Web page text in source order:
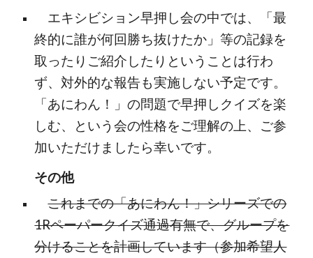
エキシビション早押し会の中では、「最
終的に誰が何回勝ち抜けたか」等の記録を
取ったりご紹介したりということは行わ
ず、対外的な報告も実施しない予定です。
「あにわん！」の問題で早押しクイズを楽
しむ、という会の性格をご理解の上、ご参
加いただけましたら幸いです。
その他
これまでの「あにわん！」シリーズでの
1Rペーパークイズ通過有無で、グループを
分けることを計画しています（参加希望人